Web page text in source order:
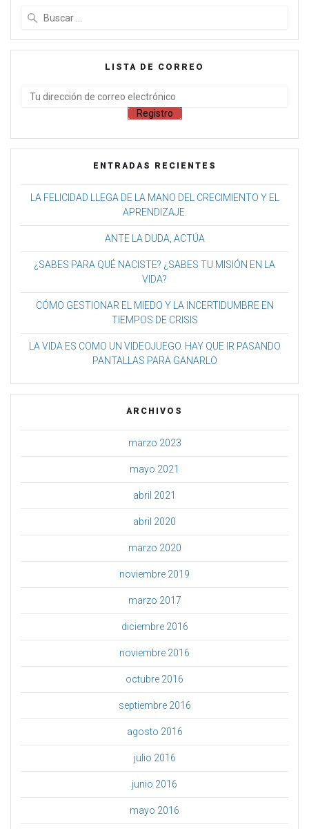
LISTA DE CORREO
ENTRADAS RECIENTES
LA FELICIDAD LLEGA DE LA MANO DEL CRECIMIENTO Y EL
APRENDIZAJE.
ANTE LA DUDA, ACTÚA
¿SABES PARA QUÉ NACISTE? ¿SABES TU MISIÓN EN LA
VIDA?
CÓMO GESTIONAR EL MIEDO Y LA INCERTIDUMBRE EN
TIEMPOS DE CRISIS
LA VIDA ES COMO UN VIDEOJUEGO. HAY QUE IR PASANDO
PANTALLAS PARA GANARLO
ARCHIVOS
marzo 2023
mayo 2021
abril 2021
abril 2020
marzo 2020
noviembre 2019
marzo 2017
diciembre 2016
noviembre 2016
octubre 2016
septiembre 2016
agosto 2016
julio 2016
junio 2016
mayo 2016